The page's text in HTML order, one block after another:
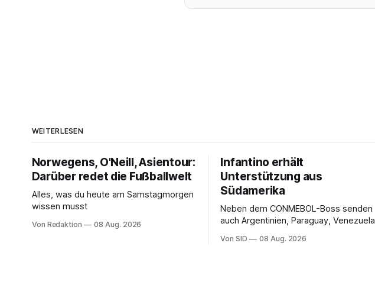
WEITERLESEN
Norwegens, O'Neill, Asientour:
Darüber redet die Fußballwelt
Alles, was du heute am Samstagmorgen
wissen musst
Von Redaktion 08 Aug. 2026
Infantino erhält
Unterstützung aus
Südamerika
Neben dem CONMEBOL-Boss senden
auch Argentinien, Paraguay, Venezuela
Von SID 08 Aug. 2026